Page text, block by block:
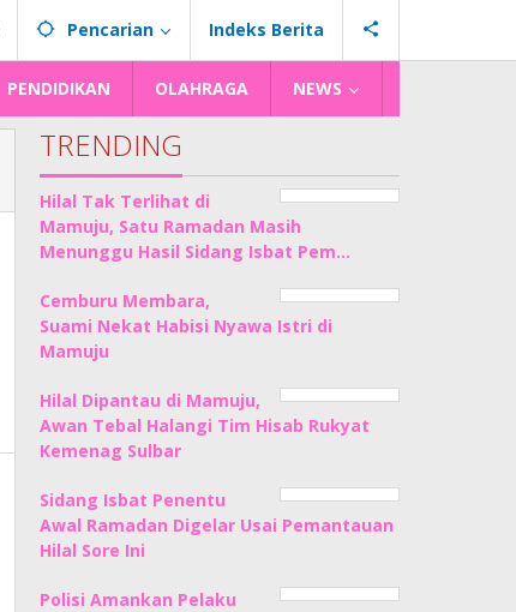
Pencarian Indeks Berita
PENDIDIKAN OLAHRAGA NEWS
TRENDING
Hilal Tak Terlihat di
Mamuju, Satu Ramadan Masih
Menunggu Hasil Sidang Isbat Pem…
Cemburu Membara,
Suami Nekat Habisi Nyawa Istri di
Mamuju
Hilal Dipantau di Mamuju,
Awan Tebal Halangi Tim Hisab Rukyat
Kemenag Sulbar
Sidang Isbat Penentu
Awal Ramadan Digelar Usai Pemantauan
Hilal Sore Ini
Polisi Amankan Pelaku